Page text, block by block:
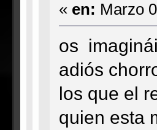
« en: Marzo
os
adiós
los que el
quien esta